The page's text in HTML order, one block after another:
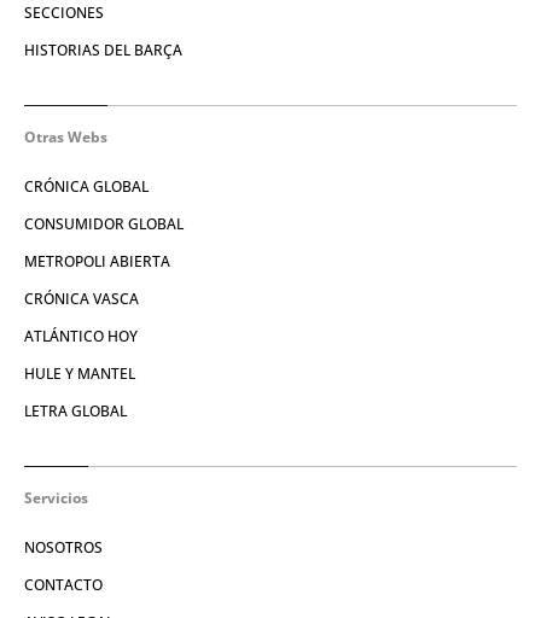
SECCIONES
HISTORIAS DEL BARÇA
Otras Webs
CRÓNICA GLOBAL
CONSUMIDOR GLOBAL
METROPOLI ABIERTA
CRÓNICA VASCA
ATLÁNTICO HOY
HULE Y MANTEL
LETRA GLOBAL
Servicios
NOSOTROS
CONTACTO